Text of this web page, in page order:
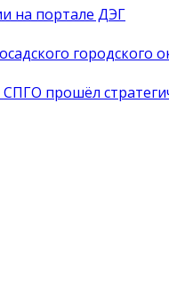
на портале ДЭГ
городского
прошёл